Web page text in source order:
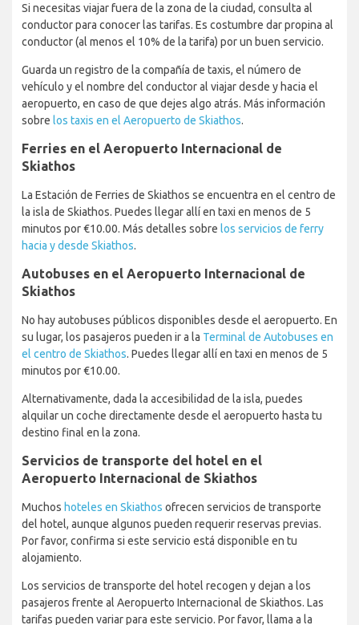
Si necesitas viajar fuera de la zona de la ciudad, consulta al
conductor para conocer las tarifas. Es costumbre dar propina al
conductor (al menos el 10% de la tarifa) por un buen servicio.
Guarda un registro de la compañía de taxis, el número de
vehículo y el nombre del conductor al viajar desde y hacia el
aeropuerto, en caso de que dejes algo atrás. Más información
sobre los taxis en el Aeropuerto de Skiathos.
Ferries en el Aeropuerto Internacional de
Skiathos
La Estación de Ferries de Skiathos se encuentra en el centro de
la isla de Skiathos. Puedes llegar allí en taxi en menos de 5
minutos por €10.00. Más detalles sobre los servicios de ferry
hacia y desde Skiathos.
Autobuses en el Aeropuerto Internacional de
Skiathos
No hay autobuses públicos disponibles desde el aeropuerto. En
su lugar, los pasajeros pueden ir a la Terminal de Autobuses en
el centro de Skiathos. Puedes llegar allí en taxi en menos de 5
minutos por €10.00.
Alternativamente, dada la accesibilidad de la isla, puedes
alquilar un coche directamente desde el aeropuerto hasta tu
destino final en la zona.
Servicios de transporte del hotel en el
Aeropuerto Internacional de Skiathos
Muchos hoteles en Skiathos ofrecen servicios de transporte
del hotel, aunque algunos pueden requerir reservas previas.
Por favor, confirma si este servicio está disponible en tu
alojamiento.
Los servicios de transporte del hotel recogen y dejan a los
pasajeros frente al Aeropuerto Internacional de Skiathos. Las
tarifas pueden variar para este servicio. Por favor, llama a la